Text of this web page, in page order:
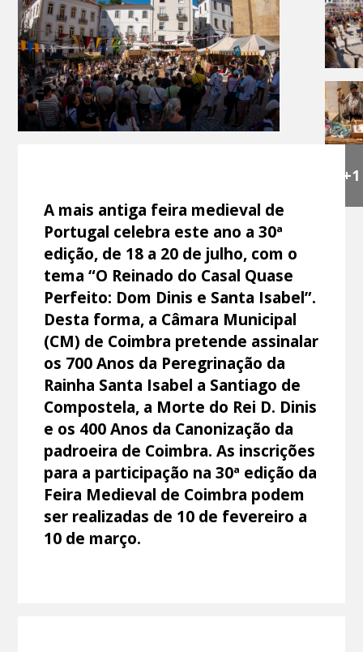
+1
A mais antiga feira medieval de
Portugal celebra este ano a 30ª
edição, de 18 a 20 de julho, com o
tema “O Reinado do Casal Quase
Perfeito: Dom Dinis e Santa Isabel”.
Desta forma, a Câmara Municipal
(CM) de Coimbra pretende assinalar
os 700 Anos da Peregrinação da
Rainha Santa Isabel a Santiago de
Compostela, a Morte do Rei D. Dinis
e os 400 Anos da Canonização da
padroeira de Coimbra. As inscrições
para a participação na 30ª edição da
Feira Medieval de Coimbra podem
ser realizadas de 10 de fevereiro a
10 de março.